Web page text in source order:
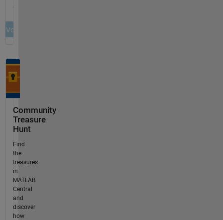
Community
Treasure
Hunt
Find
the
treasures
in
MATLAB
Central
and
discover
how